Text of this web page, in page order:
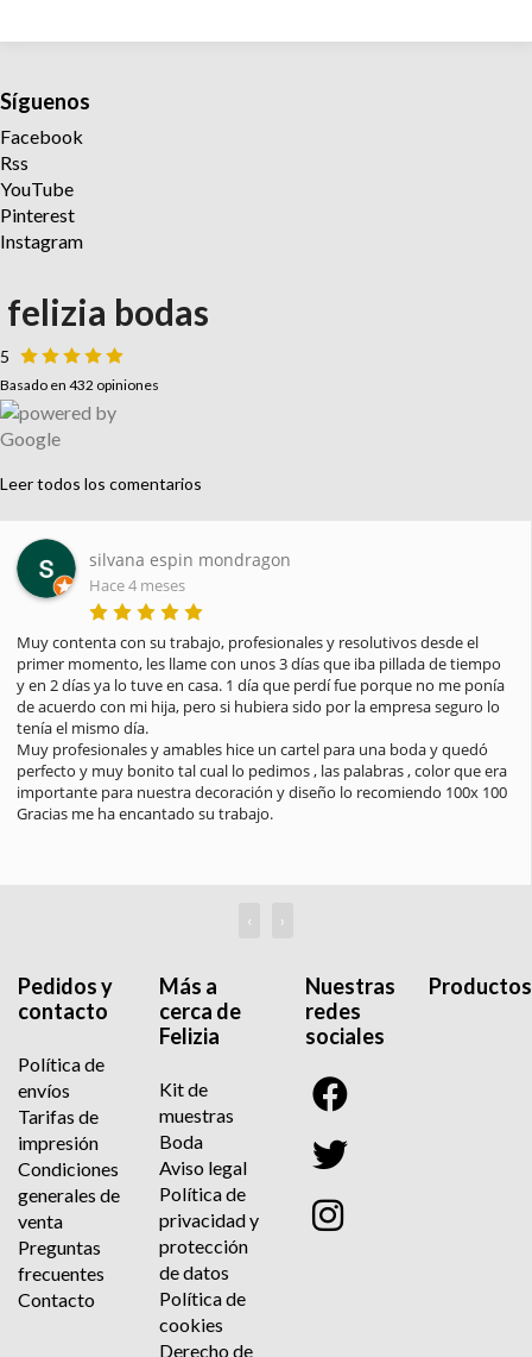
Síguenos
Facebook
Rss
YouTube
Pinterest
Instagram
felizia bodas
5
Basado en 432 opiniones
Leer todos los comentarios
silvana espin mondragon
Hace 4 meses
Muy contenta con su trabajo, profesionales y resolutivos desde el
primer momento, les llame con unos 3 días que iba pillada de tiempo
y en 2 días ya lo tuve en casa. 1 día que perdí fue porque no me ponía
de acuerdo con mi hija, pero si hubiera sido por la empresa seguro lo
tenía el mismo día.
Muy profesionales y amables hice un cartel para una boda y quedó
perfecto y muy bonito tal cual lo pedimos , las palabras , color que era
importante para nuestra decoración y diseño lo recomiendo 100x 100
Gracias me ha encantado su trabajo.
‹ ›
Pedidos y
contacto
Política de
envíos
Tarifas de
impresión
Condiciones
generales de
venta
Preguntas
frecuentes
Contacto
Más a
cerca de
Felizia
Kit de
muestras
Boda
Aviso legal
Política de
privacidad y
protección
de datos
Política de
cookies
Derecho de
Nuestras
redes
sociales
Productos